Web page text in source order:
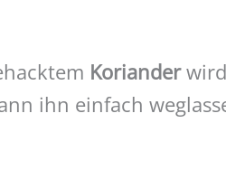
Korianderwird
ihn einfach